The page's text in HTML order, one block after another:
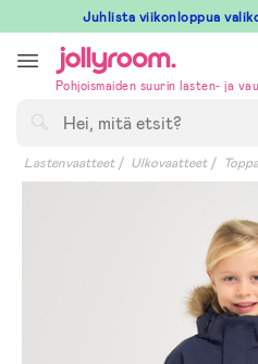
till
innehållet
Juhlista viikonloppua
Pohjoismaiden suurin lasten- ja
Lastenvaatteet Ulkovaatteet